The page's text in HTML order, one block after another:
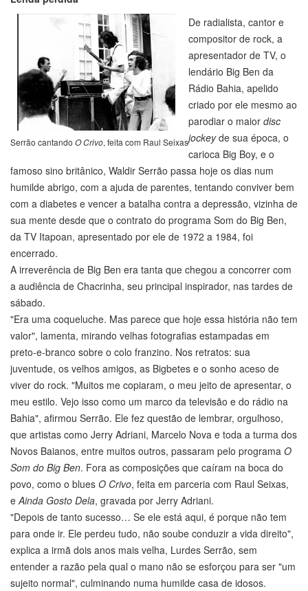
Serrão cantando O Crivo, feita com Raul Seixas
De radialista, cantor e
compositor de rock, a
apresentador de TV, o
lendário Big Ben da
Rádio Bahia, apelido
criado por ele mesmo ao
parodiar o maior disc
jockeyde sua época, o
carioca Big Boy, e o
famoso sino britânico, Waldir Serrão passa hoje os dias num
humilde abrigo, com a ajuda de parentes, tentando conviver bem
com a diabetes e vencer a batalha contra a depressão, vizinha de
sua mente desde que o contrato do programa Som do Big Ben,
da TV Itapoan, apresentado por ele de 1972 a 1984, foi
encerrado.
A irreverência de Big Ben era tanta que chegou a concorrer com
a audiência de Chacrinha, seu principal inspirador, nas tardes de
sábado.
"Era uma coqueluche. Mas parece que hoje essa história não tem
valor", lamenta, mirando velhas fotografias estampadas em
preto-e-branco sobre o colo franzino. Nos retratos: sua
juventude, os velhos amigos, as Bigbetes e o sonho aceso de
viver do rock. "Muitos me copiaram, o meu jeito de apresentar, o
meu estilo. Vejo isso como um marco da televisão e do rádio na
Bahia", afirmou Serrão. Ele fez questão de lembrar, orgulhoso,
que artistas como Jerry Adriani, Marcelo Nova e toda a turma dos
Novos Baianos, entre muitos outros, passaram pelo programa O
Som do Big Ben. Fora as composições que caíram na boca do
povo, como o blues O Crivo, feita em parceria com Raul Seixas,
eAinda Gosto Dela, gravada por Jerry Adriani.
"Depois de tanto sucesso… Se ele está aqui, é porque não tem
para onde ir. Ele perdeu tudo, não soube conduzir a vida direito",
explica a irmã dois anos mais velha, Lurdes Serrão, sem
entender a razão pela qual o mano não se esforçou para ser "um
sujeito normal", culminando numa humilde casa de idosos.